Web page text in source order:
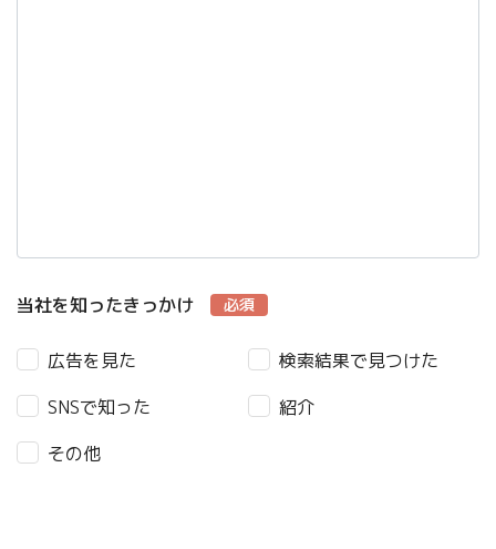
当社を知ったきっかけ 必須
広告を見た
検索結果で見つけた
SNSで知った
紹介
その他